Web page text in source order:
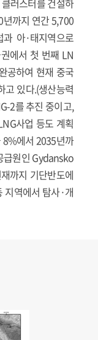
러스터를 건설하
까지 연간 5,700
아·태지역으로
에서 첫 번째 LN
공하여 현재 중국
고 있다.(생산능력
2를 추진 중이고,
사업 등도 계획
8%에서 2035년까
급원인 Gydansko
까지 기단반도에
지역에서 탐사·개